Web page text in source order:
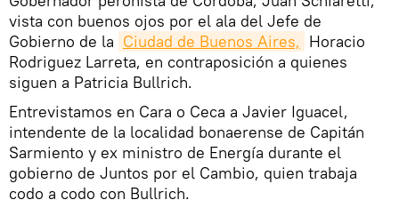
vista con buenos ojos por el ala del Jefe de
Gobierno de la Ciudad de Buenos Aires, Horacio
Rodriguez Larreta, en contraposición a quienes
siguen a Patricia Bullrich.
Entrevistamos en Cara o Ceca a Javier Iguacel,
intendente de la localidad bonaerense de Capitán
Sarmiento y ex ministro de Energía durante el
gobierno de Juntos por el Cambio, quien trabaja
codo a codo con Bullrich.